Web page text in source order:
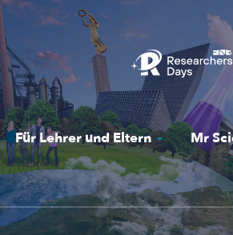
Für Lehrer und Eltern Mr